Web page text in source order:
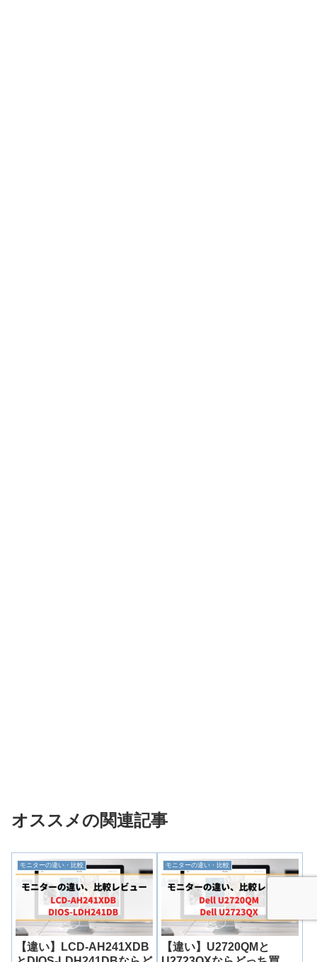
オススメの関連記事
モニターの違い・比較
【違い】LCD-AH241XDB
モニターの違い・比較
【違い】U2720QMと